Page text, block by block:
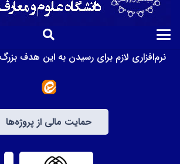
که دلشان برای رفع مهجوریت از قرآن
بهره‌گیری از توان توانگران و بنای خیر
می‌تواند زمینه‌های ایجاد و گسترش
نرم‌افزاری لازم برای رسیدن به این هدف
حمایت مالی از پروژه‌ها